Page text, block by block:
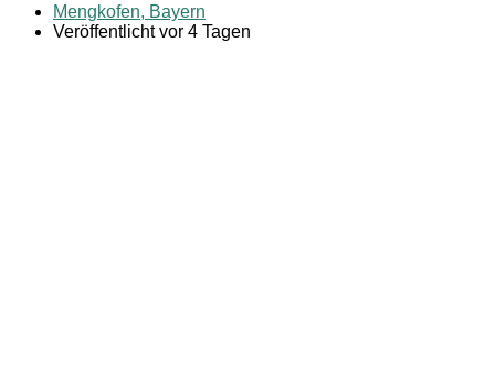
Mengkofen, Bayern
Veröffentlicht vor 4 Tagen